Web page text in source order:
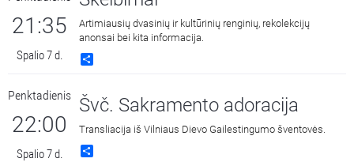
21:35
Spalio 7 d.
Artimiausių dvasinių ir kultūrinių renginių, rekolekcijų
anonsai bei kita informacija.
Penktadienis
22:00
Spalio 7 d.
Švč. Sakramento adoracija
Transliacija iš Vilniaus Dievo Gailestingumo šventovės.